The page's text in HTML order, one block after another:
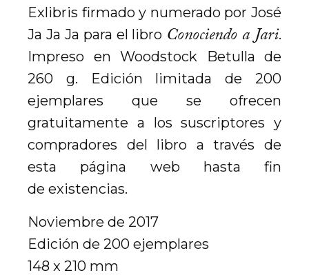
Exlibris firmado y numerado por José
Ja Ja Ja para el libro Conociendo a Jari.
Impreso en Woodstock Betulla de
260 g. Edición limitada de 200
ejemplares que se ofrecen
gratuitamente a los suscriptores y
compradores del libro a través de
esta página web hasta fin
de existencias.
Noviembre de 2017
Edición de 200 ejemplares
148 x 210 mm